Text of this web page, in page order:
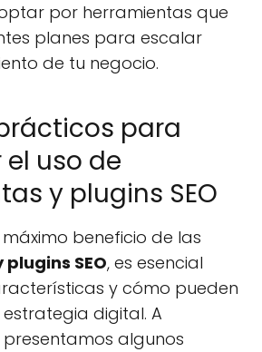
por herramientas que
planes para escalar
de tu negocio.
para
uso de
y plugins SEO
beneficio de las
SEO, es esencial
y cómo pueden
digital. A
algunos